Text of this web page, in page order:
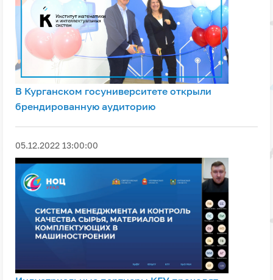
В Курганском госуниверситете открыли
брендированную аудиторию
05.12.2022 13:00:00